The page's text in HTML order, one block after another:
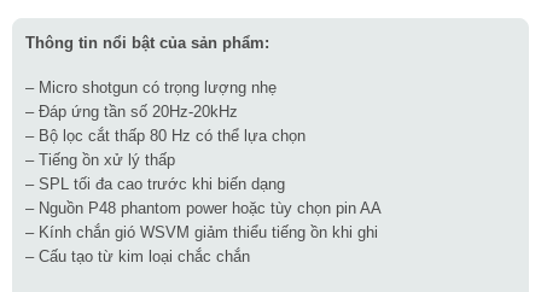
Thông tin nổi bật của sản phẩm:
– Micro shotgun có trọng lượng nhẹ
– Đáp ứng tần số 20Hz-20kHz
– Bộ lọc cắt thấp 80 Hz có thể lựa chọn
– Tiếng ồn xử lý thấp
– SPL tối đa cao trước khi biến dạng
– Nguồn P48 phantom power hoặc tùy chọn pin AA
– Kính chắn gió WSVM giảm thiểu tiếng ồn khi ghi
– Cấu tạo từ kim loại chắc chắn